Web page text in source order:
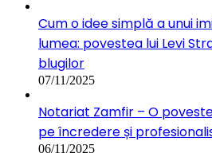
Cum o idee simplă a unui
lumea: povestea lui Levi
blugilor
07/11/2025
Notariat Zamfir – O
pe încredere și
06/11/2025